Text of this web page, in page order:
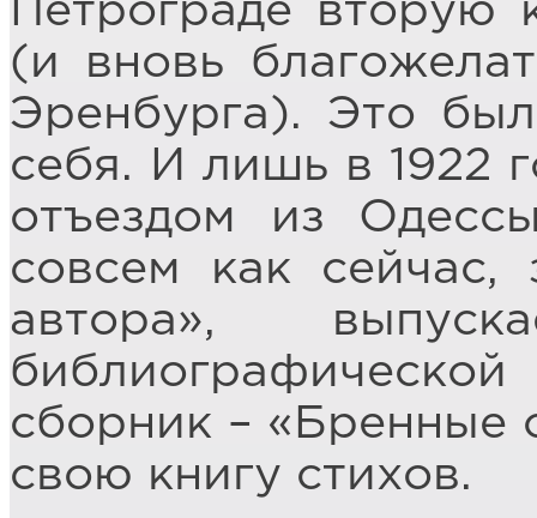
Петрограде вторую
(и вновь
Эренбурга). Это
себя. И лишь в 1922
отъездом из
совсем как сейчас,
автора»,
сборник – «Бренные
свою книгу стихов.